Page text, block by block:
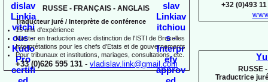
+32 (0)493
RUSSE -
Traductrice
RUSSE -FRANÇAIS -ANGLAIS
Traducteur juré / Interprète de conférence
15 ans d'expérience
Master en traduction avec distinction de l'ISTI de Bruxelles
Interprétations pour les chefs d'Etats et de gouvernements
Pour tribunaux et institutions , mariages, consultations, etc.
+33 (0)626 595 131 - vladislav.link@gmail.com